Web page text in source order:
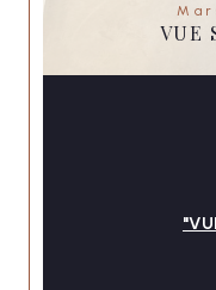
VUE